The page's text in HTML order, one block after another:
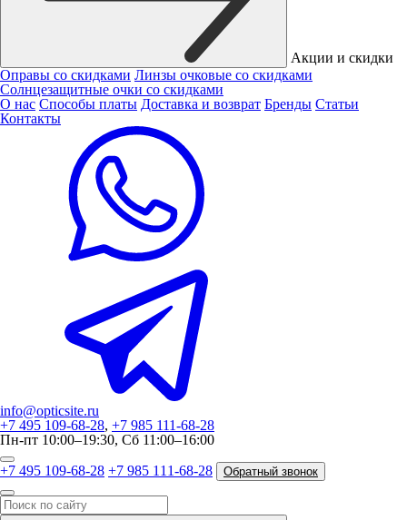
Акции и скидки
Оправы со скидками Линзы очковые со скидками
Солнцезащитные очки со скидками
О нас Способы платы Доставка и возврат Бренды Статьи
Контакты
info@opticsite.ru
+7 495 109-68-28, +7 985 111-68-28
Пн-пт 10:00–19:30, Сб 11:00–16:00
+7 495 109-68-28 +7 985 111-68-28 Обратный звонок